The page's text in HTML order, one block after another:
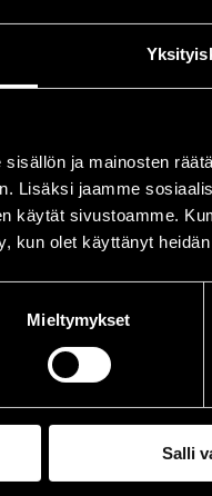
ja mainosten
Lisäksi jaamme
käytät sivustoamme.
kun olet käyttänyt
Mieltymykset
Salli